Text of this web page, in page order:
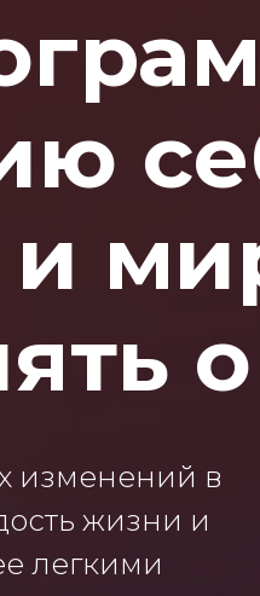
изменений в
жизни и
легкими